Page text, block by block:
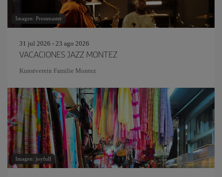
Imagen: Pressmaster
31 jul 2026 - 23 ago 2026
VACACIONES JAZZ MONTEZ
Kunstverein Familie Montez
Imagen: joyfull